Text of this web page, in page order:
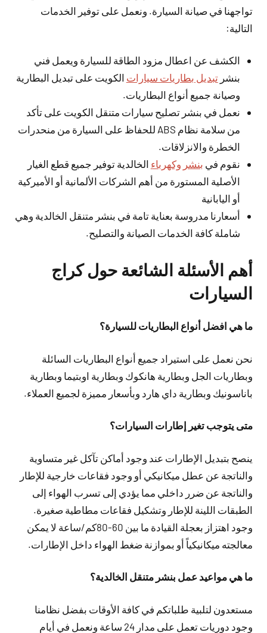
تواجهنا في صيانة السيارة. ونعمل على توفير الخدمات
التالية:
الكشف عن اعطال مزود الطاقة للسيارة ويعمل فني
بنشرتبديل بطاريات سيارات الكويت على تبديل البطارية
وصيانة جميع أنواع البطاريات.
نعمل في بنشر تصليح سيارات متنقل الكويت على تأكد
من سلامة نظام ABS للحفاظ على السيارة من منحدرات
الخطرة والانزلاقات.
نقوم في بنشر وكهرباء الخالدية توفير جميع قطع الغيار
الأصلية المستورة من أهم الشركات الألمانية أو الأميركية
أو اليابانية
أسعارنا مدروسة بعناية تامة في بنشر متنقل الخالدية وهي
شاملة كافة الخدمات الصيانة والتصليح.
أهم الأسئلة الشائعة حول كراج
السيارات
ما هي افضل أنواع البطاريات للسيارة؟
نحن نعمل على استيراد جميع أنواع البطاريات السائلة
وبطاريات الجل وبطارية هانكوك وبطارية اوبتيما وبطارية
باناسونيك وبطارية داي هارد وبأسعار مميزة لجميع العملاء.
متى يتوجب تغير إطارات السيارات؟
ينصح بتبديل الإطارات عند وجود أماكن تآكل غير متساوية
والناتجة عن عطل ميكانيكي أو وجود فقاعات خارجية للإطار
والناتجة عن ضرر داخلي مما يؤدي إلى تسرب الهواء إلى
الطبقات اللينة للإطار وتشكيل فقاعات مطاطية صغيرة.
وجود اهتزاز بعجلة القيادة ما بين 60-80كم/ساعة لا يمكن
معالجته ميكانيكياً أو بموازنة ضغط الهواء داخل الإطارات.
ما هي مواعيد عمل بنشر متنقل الخالدية؟
مستعدون لتلبية طلباتكم في كافة الأوقات بفضل نظامنا
وجود دوريات تعمل على مدار 24 ساعة ونعمل في أيام